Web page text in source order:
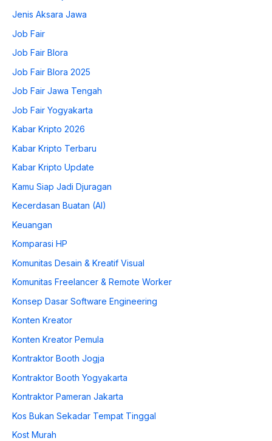
Jenis Aksara Jawa
Job Fair
Job Fair Blora
Job Fair Blora 2025
Job Fair Jawa Tengah
Job Fair Yogyakarta
Kabar Kripto 2026
Kabar Kripto Terbaru
Kabar Kripto Update
Kamu Siap Jadi Djuragan
Kecerdasan Buatan (AI)
Keuangan
Komparasi HP
Komunitas Desain & Kreatif Visual
Komunitas Freelancer & Remote Worker
Konsep Dasar Software Engineering
Konten Kreator
Konten Kreator Pemula
Kontraktor Booth Jogja
Kontraktor Booth Yogyakarta
Kontraktor Pameran Jakarta
Kos Bukan Sekadar Tempat Tinggal
Kost Murah